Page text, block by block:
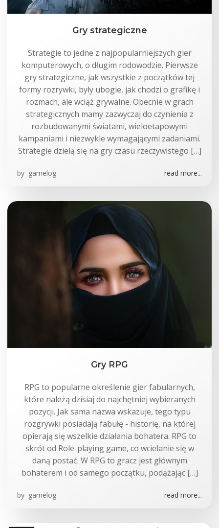
Gry strategiczne
Strategie to jedne z najpopularniejszych gier
komputerowych, o długim rodowodzie. Pierwsze
gry strategiczne, jak wszystkie z początków tej
formy rozrywki, były ubogie, jak chodzi o grafikę i
rozmach, ale wciąż grywalne. Obecnie w grach
strategicznych mamy zazwyczaj do czynienia z
rozbudowanymi światami, wieloetapowymi
kampaniami i niezwykle wymagającymi zadaniami.
Strategie dzielą się na gry czasu rzeczywistego […]
by gamelog read more...
Gry RPG
RPG to popularne określenie gier fabularnych,
które należą dzisiaj do najchętniej wybieranych
pozycji. Jak sama nazwa wskazuje, tego typu
rozgrywki posiadają fabułę - historię, na której
opierają się wszelkie działania bohatera. RPG to
skrót od Role-playing game, co wcielanie się w
daną postać. W RPG to gracz jest głównym
bohaterem i od samego początku, podążając […]
by gamelog read more...